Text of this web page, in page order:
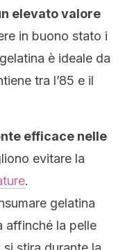
elevato valore
in buono stato i
è ideale da
tra l’85 e il
efficace nelle
evitare la
.
gelatina
affinché la pelle